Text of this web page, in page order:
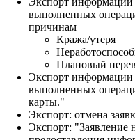
выполненных
причинам
Кража/утеря
Плановый
Экспорт информации
выполненных
карты."
Экспорт: отмена
Экспорт: "Заявление